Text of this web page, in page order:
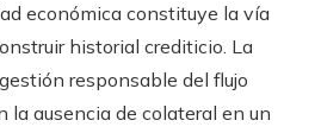
económica constituye la vía
historial crediticio. La
responsable del flujo
la ausencia de colateral en un